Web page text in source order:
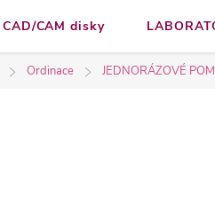
CAD/CAM disky
Domů
Ordinace JEDNORÁZOVÉ